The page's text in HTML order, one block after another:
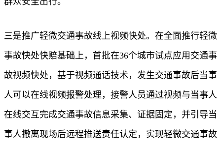
三是推广轻微交通事故线上视频快处。在全面推行轻微
事故快处快赔基础上，首批在36个城市试点应用交通事
故视频快处，基于视频通话技术，发生交通事故后当事
人可以在线视频报警处理，接警人员通过视频与当事人
在线交互完成交通事故信息采集、证据固定，并引导当
事人撤离现场后远程推送责任认定，实现轻微交通事故